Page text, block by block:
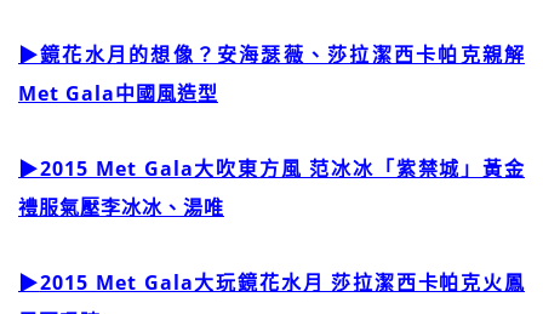
▶鏡花水月的想像？安海瑟薇、莎拉潔西卡帕克親解
Met Gala中國風造型
▶2015 Met Gala大吹東方風 范冰冰「紫禁城」黃金
禮服氣壓李冰冰、湯唯
▶2015 Met Gala大玩鏡花水月 莎拉潔西卡帕克火鳳